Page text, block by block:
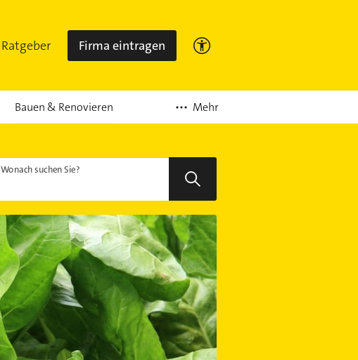
Ratgeber Firma eintragen
Bauen & Renovieren Mehr
Wonach suchen Sie?